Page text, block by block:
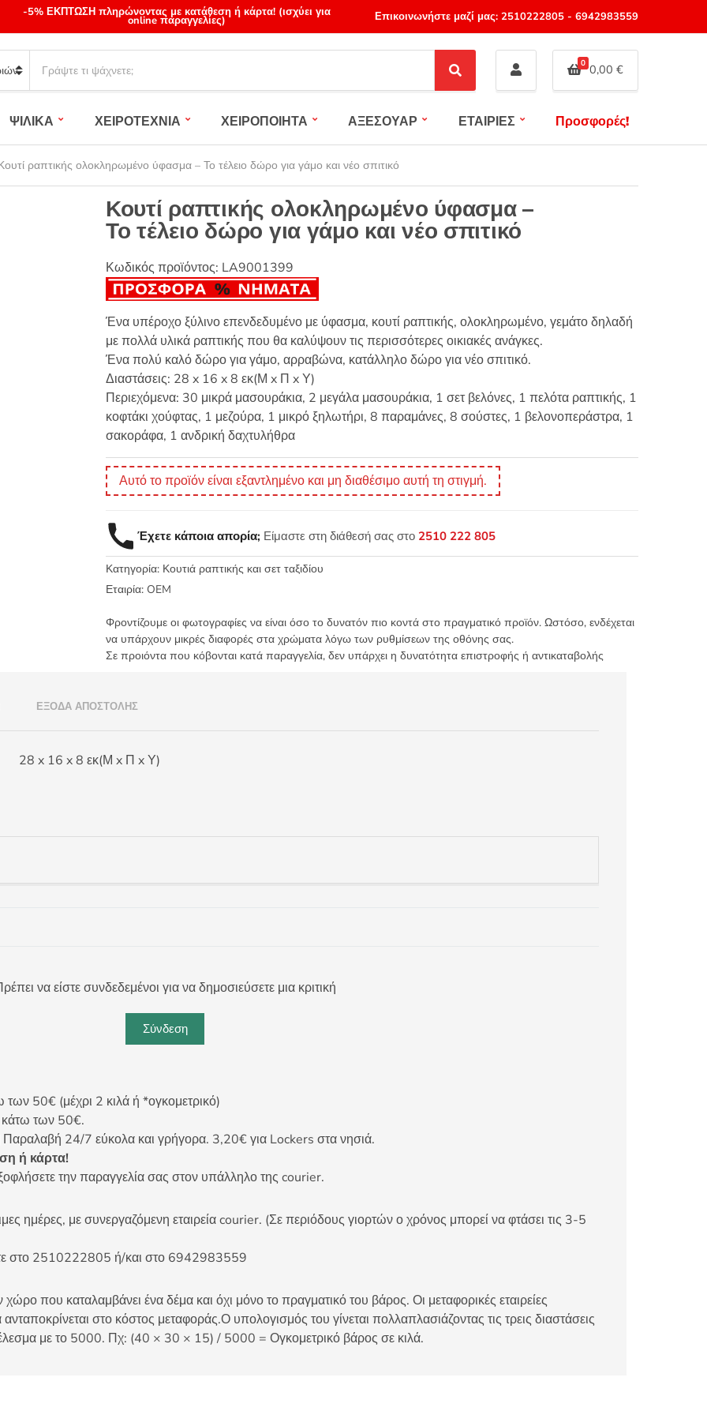
-5% ΕΚΠΤΩΣΗ πληρώνοντας με κατάθεση ή κάρτα! (ισχύει για
online παραγγελίες) Επικοινωνήστε μαζί μας: 2510222805- 6942983559
a
c
h
p
S
e
c
0 0,00 €
ΨΙΛΙΚΑ ΧΕΙΡΟΤΕΧΝΙΑ ΧΕΙΡΟΠΟΙΗΤΑ ΑΞΕΣΟΥΑΡ ΕΤΑΙΡΙΕΣ Προσφορές!
ραπτικής ολοκληρωμένο ύφασμα – Το τέλειο δώρο για γάμο και νέο σπιτικό
Κουτί ραπτικής ολοκληρωμένο ύφασμα –
Το τέλειο δώρο για γάμο και νέο σπιτικό
Κωδικός προϊόντος: LA9001399
Ένα υπέροχο ξύλινο επενδεδυμένο με ύφασμα, κουτί ραπτικής, ολοκληρωμένο, γεμάτο δηλαδή
με πολλά υλικά ραπτικής που θα καλύψουν τις περισσότερες οικιακές ανάγκες.
Ένα πολύ καλό δώρο για γάμο, αρραβώνα, κατάλληλο δώρο για νέο σπιτικό.
Διαστάσεις: 28 x 16 x 8 εκ(Μ x Π x Υ)
Περιεχόμενα: 30 μικρά μασουράκια, 2 μεγάλα μασουράκια, 1 σετ βελόνες, 1 πελότα ραπτικής, 1
κοφτάκι χούφτας, 1 μεζούρα, 1 μικρό ξηλωτήρι, 8 παραμάνες, 8 σούστες, 1 βελονοπεράστρα, 1
σακοράφα, 1 ανδρική δαχτυλήθρα
Αυτό το προϊόν είναι εξαντλημένο και μη διαθέσιμο αυτή τη στιγμή.
Έχετε κάποια απορία; Είμαστε στη διάθεσή σας στο 2510 222 805
Κατηγορία: Κουτιά ραπτικής και σετ ταξιδίου
Εταιρία: OEM
Φροντίζουμε οι φωτογραφίες να είναι όσο το δυνατόν πιο κοντά στο πραγματικό προϊόν. Ωστόσο, ενδέχεται
να υπάρχουν μικρές διαφορές στα χρώματα λόγω των ρυθμίσεων της οθόνης σας.
Σε προιόντα που κόβονται κατά παραγγελία, δεν υπάρχει η δυνατότητα επιστροφής ή αντικαταβολής
ΈΞΟΔΑ ΑΠΟΣΤΟΛΉΣ
28 x 16 x 8 εκ(Μ x Π x Υ)
να είστε συνδεδεμένοι για να δημοσιεύσετε μια κριτική
Σύνδεση
50€ (μέχρι 2 κιλά ή *ογκομετρικό)
κάτω των 50€.
24/7 εύκολα και γρήγορα. 3,20€ για Lockers στα νησιά.
ή κάρτα!
την παραγγελία σας στον υπάλληλο της courier.
ημέρες, με συνεργαζόμενη εταιρεία courier. (Σε περιόδους γιορτών ο χρόνος μπορεί να φτάσει τις 3-5
στο 2510222805 ή/και στο 6942983559
που καταλαμβάνει ένα δέμα και όχι μόνο το πραγματικό του βάρος. Οι μεταφορικές εταιρείες
στο κόστος μεταφοράς.Ο υπολογισμός του γίνεται πολλαπλασιάζοντας τις τρεις διαστάσεις
με το 5000. Πχ: (40 × 30 × 15) / 5000 = Ογκομετρικό βάρος σε κιλά.